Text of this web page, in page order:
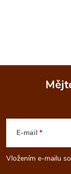
p
E-mail
Vložením e-mailu